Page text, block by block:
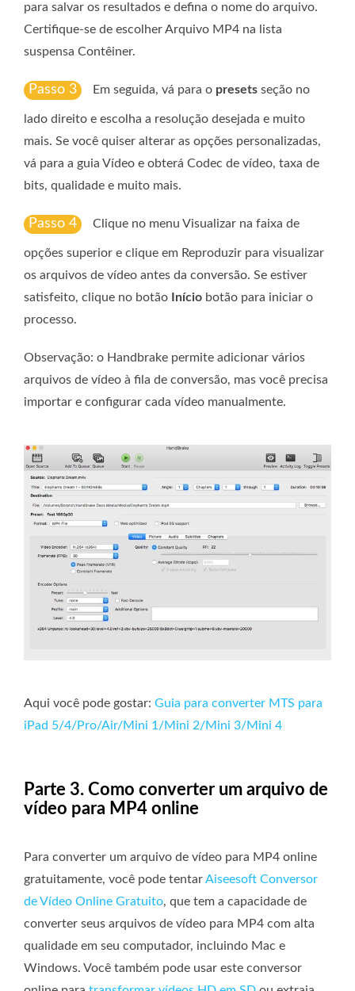
para salvar os resultados e defina o nome do arquivo.
Certifique-se de escolher Arquivo MP4 na lista
suspensa Contêiner.
Passo 3 Em seguida, vá para o presets seção no
lado direito e escolha a resolução desejada e muito
mais. Se você quiser alterar as opções personalizadas,
vá para a guia Vídeo e obterá Codec de vídeo, taxa de
bits, qualidade e muito mais.
Passo 4 Clique no menu Visualizar na faixa de
opções superior e clique em Reproduzir para visualizar
os arquivos de vídeo antes da conversão. Se estiver
satisfeito, clique no botão
Início botão para iniciar o
processo.
Observação: o Handbrake permite adicionar vários
arquivos de vídeo à fila de conversão, mas você precisa
importar e configurar cada vídeo manualmente.
Aqui você pode gostar: Guia para converter MTS para
iPad 5/4/Pro/Air/Mini 1/Mini 2/Mini 3/Mini 4
Parte 3. Como converter um arquivo de
vídeo para MP4 online
Para converter um arquivo de vídeo para MP4 online
gratuitamente, você pode tentarAiseesoft Conversor
de Vídeo Online Gratuito, que tem a capacidade de
converter seus arquivos de vídeo para MP4 com alta
qualidade em seu computador, incluindo Mac e
Windows. Você também pode usar este conversor